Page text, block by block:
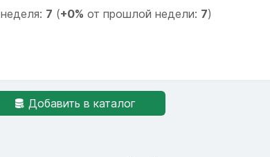
неделя: 7 (+0% от прошлой недели: 7)
Добавить в каталог